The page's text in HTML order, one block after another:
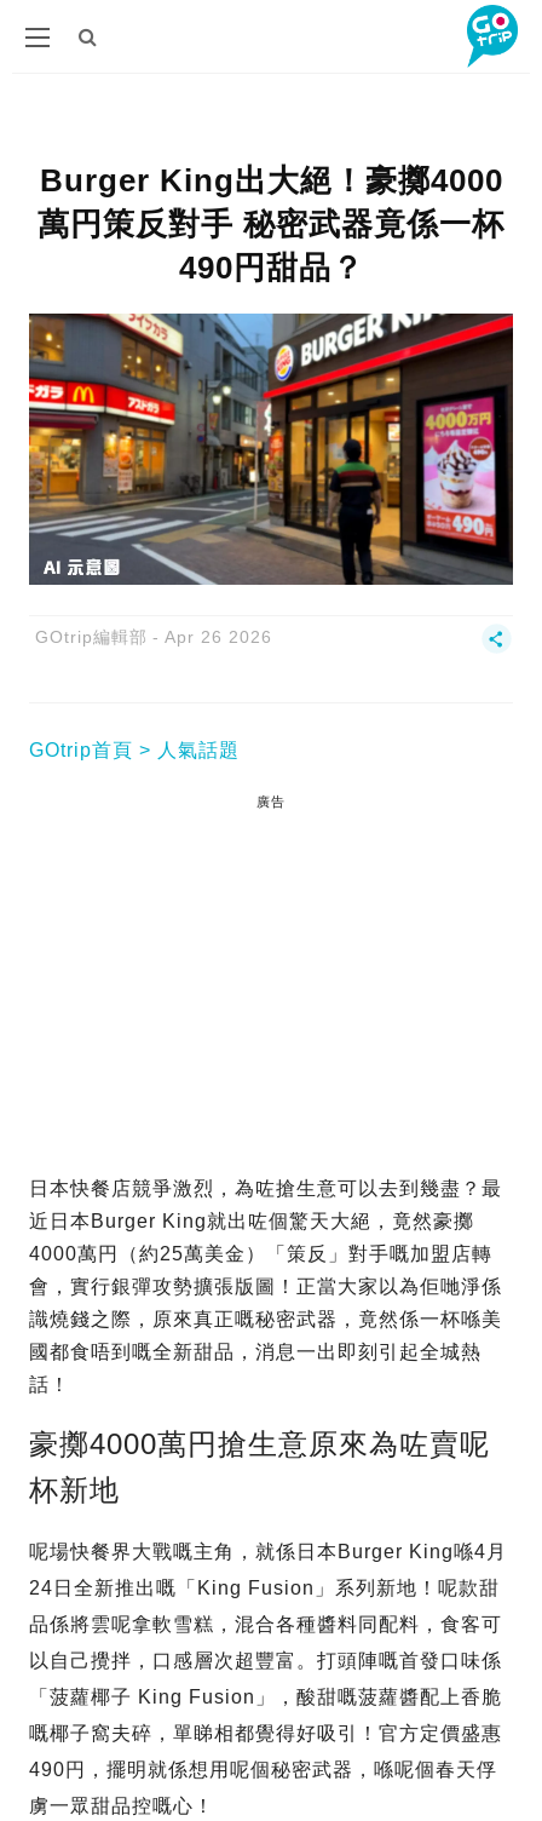
Burger King出大絕！豪擲4000
萬円策反對手 秘密武器竟係一杯
490円甜品？
GOtrip編輯部 Apr 26 2026
GOtrip首頁 人氣話題
廣告
日本快餐店競爭激烈，為咗搶生意可以去到幾盡？最
近日本Burger King就出咗個驚天大絕，竟然豪擲
4000萬円（約25萬美金）「策反」對手嘅加盟店轉
會，實行銀彈攻勢擴張版圖！正當大家以為佢哋淨係
識燒錢之際，原來真正嘅秘密武器，竟然係一杯喺美
國都食唔到嘅全新甜品，消息一出即刻引起全城熱
話！
豪擲4000萬円搶生意原來為咗賣呢
杯新地
呢場快餐界大戰嘅主角，就係日本Burger King喺4月
24日全新推出嘅「King Fusion」系列新地！呢款甜
品係將雲呢拿軟雪糕，混合各種醬料同配料，食客可
以自己攪拌，口感層次超豐富。打頭陣嘅首發口味係
「菠蘿椰子 King Fusion」，酸甜嘅菠蘿醬配上香脆
嘅椰子窩夫碎，單睇相都覺得好吸引！官方定價盛惠
490円，擺明就係想用呢個秘密武器，喺呢個春天俘
虜一眾甜品控嘅心！